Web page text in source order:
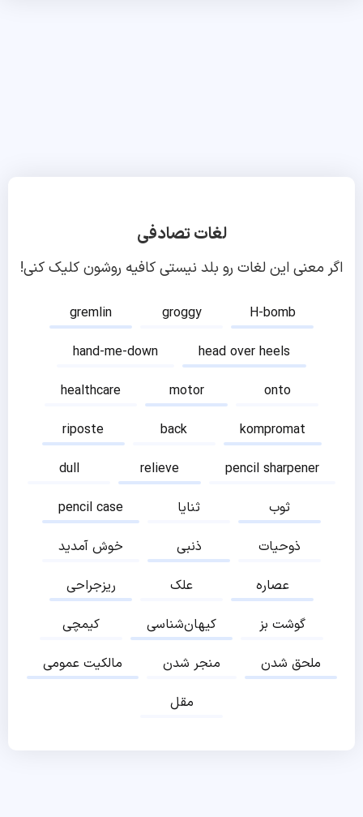
لغات تصادفی
اگر معنی این لغات رو بلد نیستی کافیه روشون کلیک کنی!
gremlin groggy
H-bomb
hand-me-down
head over heels
healthcare
motor
onto
riposte
back
kompromat
dull
relieve
pencil sharpener
pencil case
ثنایا
ثوب
خوش آمدید
ذنبی
ذوحیات
ریزجراحی
علک
عصاره
کیمچی
کیهان‌شناسی
گوشت بز
مالکیت عمومی
منجر شدن
ملحق شدن
مقل